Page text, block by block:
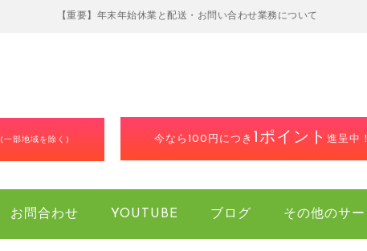
【重要】年末年始休業と配送・お問い合わせ業務について
(一部地域を除く) 今なら100円につき 1ポイント進呈中
お問合わせ YOUTUBE ブログ その他のサ